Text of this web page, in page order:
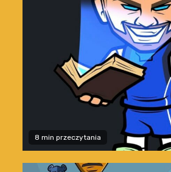
8 min przeczytania